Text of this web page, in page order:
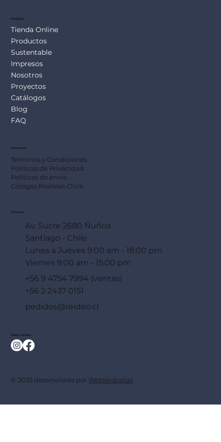
Productos
Tienda Online
Productos
Sustentable
Impresos
Nosotros
Proyectos
Catálogos
Blog
FAQ
Información
Terminos y Condiciones
Políticas de Privacidad
Políticas de envío
Códigos Postales Chile
Dirección
Av. Sucre 2680 Ñuñoa
Santiago - Chile
Lunes a Jueves 9:00 am - 18:00 pm
Viernes 9:00 am - 15:00 pm
+56 9 4754 7994 (ventas)
+56 2 2437 0151
pedidos@reideo.cl
Redes Sociales
© 2025 desarrollado por Weblerdigital